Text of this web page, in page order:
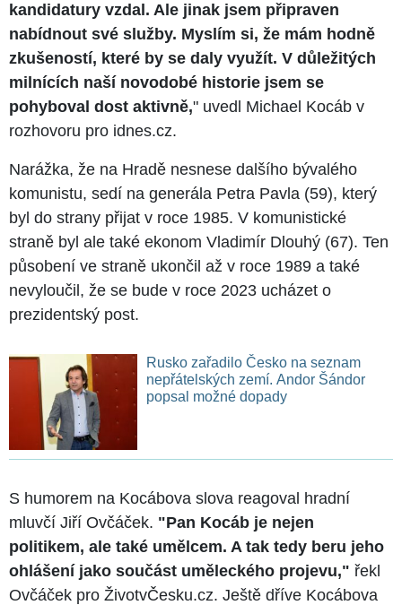
kandidatury vzdal. Ale jinak jsem připraven
nabídnout své služby. Myslím si, že mám hodně
zkušeností, které by se daly využít. V důležitých
milnících naší novodobé historie jsem se
pohyboval dost aktivně," uvedl Michael Kocáb v
rozhovoru pro idnes.cz.
Narážka, že na Hradě nesnese dalšího bývalého
komunistu, sedí na generála Petra Pavla (59), který
byl do strany přijat v roce 1985. V komunistické
straně byl ale také ekonom Vladimír Dlouhý (67). Ten
působení ve straně ukončil až v roce 1989 a také
nevyloučil, že se bude v roce 2023 ucházet o
prezidentský post.
Rusko zařadilo Česko na seznam
nepřátelských zemí. Andor Šándor
popsal možné dopady
S humorem na Kocábova slova reagoval hradní
mluvčí Jiří Ovčáček. "Pan Kocáb je nejen
politikem, ale také umělcem. A tak tedy beru jeho
ohlášení jako součást uměleckého projevu," řekl
Ovčáček pro ŽivotvČesku.cz. Ještě dříve Kocábova